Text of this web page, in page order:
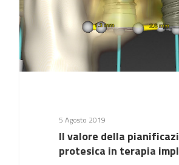
5 Agosto 2019
Il valore della
protesica in terapia